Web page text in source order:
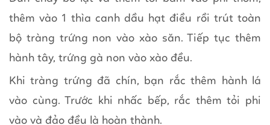
thêm vào 1 thìa canh dầu hạt điều rồi trút toàn
bộ tràng trứng non vào xào săn. Tiếp tục thêm
hành tây, trứng gà non vào xào đều.
Khi tràng trứng đã chín, bạn rắc thêm hành lá
vào cùng. Trước khi nhấc bếp, rắc thêm tỏi phi
vào và đảo đều là hoàn thành.